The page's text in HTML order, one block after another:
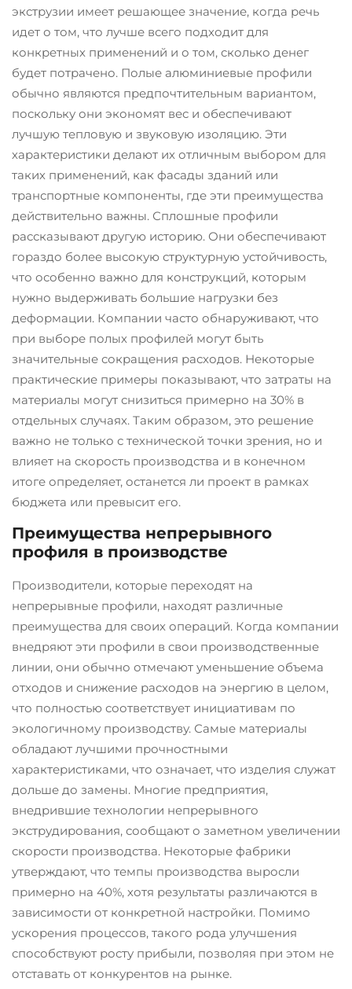
экструзии имеет решающее значение, когда речь
идет о том, что лучше всего подходит для
конкретных применений и о том, сколько денег
будет потрачено. Полые алюминиевые профили
обычно являются предпочтительным вариантом,
поскольку они экономят вес и обеспечивают
лучшую тепловую и звуковую изоляцию. Эти
характеристики делают их отличным выбором для
таких применений, как фасады зданий или
транспортные компоненты, где эти преимущества
действительно важны. Сплошные профили
рассказывают другую историю. Они обеспечивают
гораздо более высокую структурную устойчивость,
что особенно важно для конструкций, которым
нужно выдерживать большие нагрузки без
деформации. Компании часто обнаруживают, что
при выборе полых профилей могут быть
значительные сокращения расходов. Некоторые
практические примеры показывают, что затраты на
материалы могут снизиться примерно на 30% в
отдельных случаях. Таким образом, это решение
важно не только с технической точки зрения, но и
влияет на скорость производства и в конечном
итоге определяет, останется ли проект в рамках
бюджета или превысит его.
Преимущества непрерывного
профиля в производстве
Производители, которые переходят на
непрерывные профили, находят различные
преимущества для своих операций. Когда компании
внедряют эти профили в свои производственные
линии, они обычно отмечают уменьшение объема
отходов и снижение расходов на энергию в целом,
что полностью соответствует инициативам по
экологичному производству. Самые материалы
обладают лучшими прочностными
характеристиками, что означает, что изделия служат
дольше до замены. Многие предприятия,
внедрившие технологии непрерывного
экструдирования, сообщают о заметном увеличении
скорости производства. Некоторые фабрики
утверждают, что темпы производства выросли
примерно на 40%, хотя результаты различаются в
зависимости от конкретной настройки. Помимо
ускорения процессов, такого рода улучшения
способствуют росту прибыли, позволяя при этом не
отставать от конкурентов на рынке.